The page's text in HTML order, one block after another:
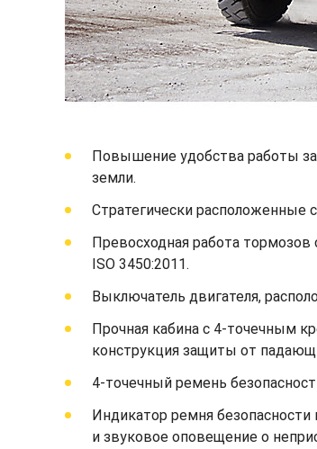
Повышение удобства работы за
земли.
Стратегически расположенные
Превосходная работа тормозов
ISO 3450:2011.
Выключатель двигателя,
Прочная кабина с 4-точечным
конструкция защиты от
4-точечный ремень
Индикатор ремня
и звуковое оповещение о